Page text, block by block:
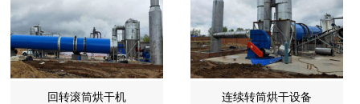
回转滚筒烘干机 连续转筒烘干设备